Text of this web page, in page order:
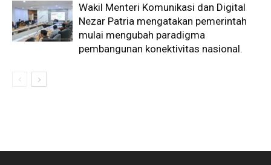
Wakil Menteri Komunikasi dan Digital
Nezar Patria mengatakan pemerintah
mulai mengubah paradigma
pembangunan konektivitas nasional.